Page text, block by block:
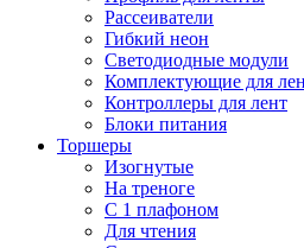
Рассеиватели
Гибкий неон
Светодиодные модули
Комплектующие для
Контроллеры для лент
Блоки питания
Торшеры
Изогнутые
На треноге
С 1 плафоном
Для чтения